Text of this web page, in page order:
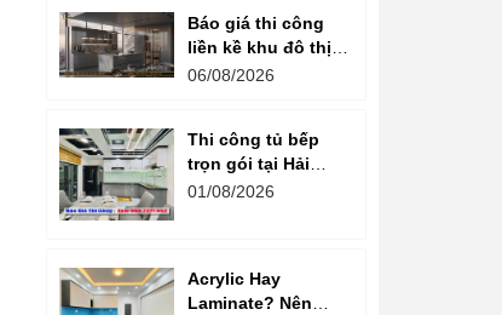
Báo giá thi công
liền kề khu đô thị
văn phú hà đông
06/08/2026
Thi công tủ bếp
trọn gói tại Hải
Dương cam kết
01/08/2026
Acrylic Hay
Laminate? Nên